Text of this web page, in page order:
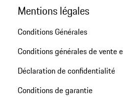
Mentions légales
Conditions Générales
Conditions générales de vente
Déclaration de confidentialité
Conditions de garantie